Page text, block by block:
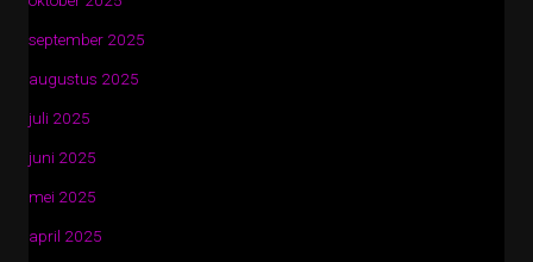
september 2025
augustus 2025
juli 2025
juni 2025
mei 2025
april 2025